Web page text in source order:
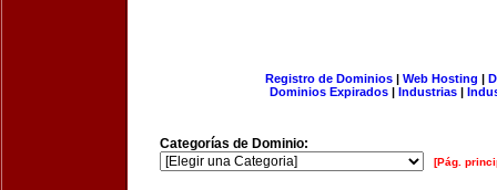
Registro de Dominios| Web Hosting |
Dominios Expirados | Industrias |
Categorías de Dominio:
[Pág.